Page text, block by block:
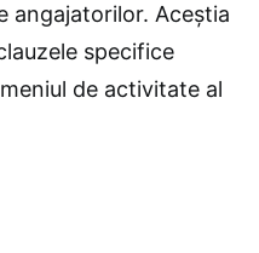
angajatorilor. Aceștia
specifice
de activitate al